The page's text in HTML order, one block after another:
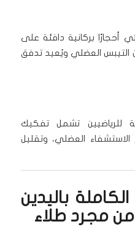
أحجارًا بركانية دافئة على
العضلي ويُعيد تدفق
للرياضيين تشمل تفكيك
الاستشفاء العضلي، وتقليل
باليدين
من مجرد طلاء